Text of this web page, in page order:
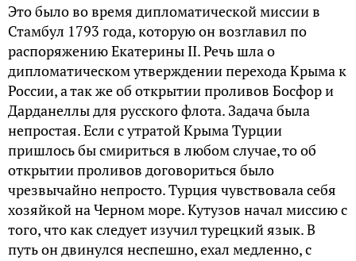
Это было во время дипломатической миссии в
Стамбул 1793 года, которую он возглавил по
распоряжению Екатерины II. Речь шла о
дипломатическом утверждении перехода Крыма к
России, а так же об открытии проливов Босфор и
Дарданеллы для русского флота. Задача была
непростая. Если с утратой Крыма Турции
пришлось бы смириться в любом случае, то об
открытии проливов договориться было
чрезвычайно непросто. Турция чувствовала себя
хозяйкой на Черном море. Кутузов начал миссию с
того, что как следует изучил турецкий язык. В
путь он двинулся неспешно, ехал медленно, с